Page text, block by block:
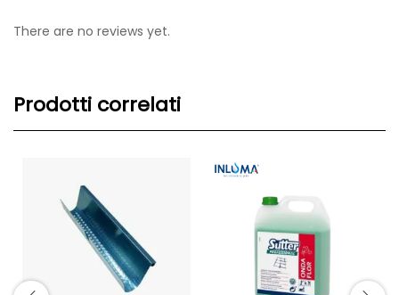
There are no reviews yet.
Prodotti correlati